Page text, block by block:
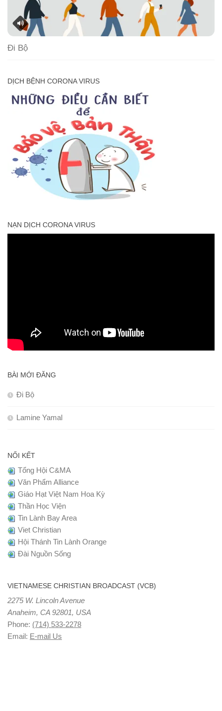
Đi Bộ
DỊCH BỆNH CORONA VIRUS
NẠN DỊCH CORONA VIRUS
BÀI MỚI ĐĂNG
Đi Bộ
Lamine Yamal
NỐI KẾT
Tổng Hội C&MA
Văn Phẩm Alliance
Giáo Hạt Việt Nam Hoa Kỳ
Thần Học Viện
Tin Lành Bay Area
Viet Christian
Hội Thánh Tin Lành Orange
Đài Nguồn Sống
VIETNAMESE CHRISTIAN BROADCAST (VCB)
2275 W. Lincoln Avenue
Anaheim, CA 92801, USA
Phone: (714) 533-2278
Email: E-mail Us